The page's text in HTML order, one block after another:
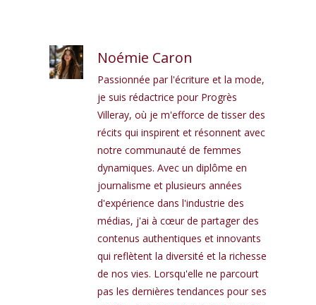
Noémie Caron
Passionnée par l'écriture et la mode,
je suis rédactrice pour Progrès
Villeray, où je m'efforce de tisser des
récits qui inspirent et résonnent avec
notre communauté de femmes
dynamiques. Avec un diplôme en
journalisme et plusieurs années
d'expérience dans l'industrie des
médias, j'ai à cœur de partager des
contenus authentiques et innovants
qui reflètent la diversité et la richesse
de nos vies. Lorsqu'elle ne parcourt
pas les dernières tendances pour ses